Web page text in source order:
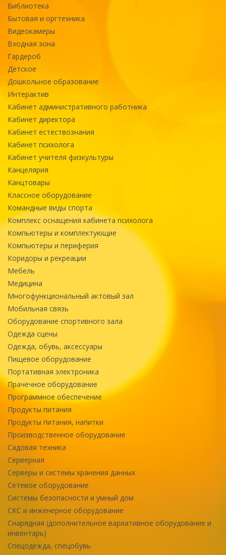
Библиотека
Бытовая и оргтехника
Видеокамеры
Входная зона
Гардероб
Детское
Дошкольное образование
Интерактив
Кабинет административного работника
Кабинет директора
Кабинет естествознания
Кабинет психолога
Кабинет учителя физкультуры
Канцелярия
Канцтовары
Классное оборудование
Командные виды спорта
Комплекс оснащения кабинета психолога
Компьютеры и комплектующие
Компьютеры и периферия
Коридоры и рекреации
Мебель
Медицина
Многофункциональный актовый зал
Мобильная связь
Оборудование спортивного зала
Одежда сцены
Одежда, обувь, аксессуары
Пищевое оборудование
Портативная электроника
Прачечное оборудование
Программное обеспечение
Продукты питания
Продукты питания, напитки
Производственное оборудование
Садовая техника
Серверная
Серверы и системы хранения данных
Сетевое оборудование
Системы безопасности и умный дом
СКС и инженерное оборудование
Снарядная (дополнительное вариативное оборудование и
инвентарь)
Спецодежда, спецобувь